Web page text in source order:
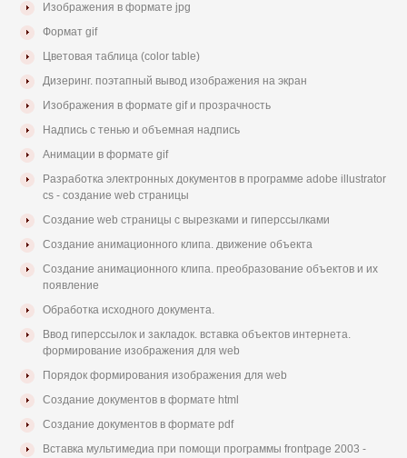
Изображения в формате jpg
Формат gif
Цветовая таблица (color table)
Дизеринг. поэтапный вывод изображения на экран
Изображения в формате gif и прозрачность
Надпись с тенью и объемная надпись
Анимации в формате gif
Разработка электронных документов в программе adobe illustrator
cs - создание web страницы
Создание web страницы с вырезками и гиперссылками
Создание анимационного клипа. движение объекта
Создание анимационного клипа. преобразование объектов и их
появление
Обработка исходного документа.
Ввод гиперссылок и закладок. вставка объектов интернета.
формирование изображения для web
Порядок формирования изображения для web
Создание документов в формате html
Создание документов в формате pdf
Вставка мультимедиа при помощи программы frontpage 2003 -